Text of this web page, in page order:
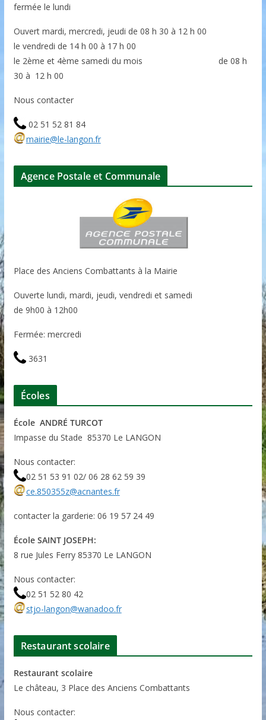
fermée le lundi
Ouvert mardi, mercredi, jeudi de 08 h 30 à 12 h 00
le vendredi de 14 h 00 à 17 h 00
le 2ème et 4ème samedi du mois de 08 h
30 à 12 h 00
Nous contacter
02 51 52 81 84
mairie@le-langon.fr
Agence Postale et Communale
Place des Anciens Combattants à la Mairie
Ouverte lundi, mardi, jeudi, vendredi et samedi
de 9h00 à 12h00
Fermée: mercredi
3631
Écoles
École ANDRÉ TURCOT
Impasse du Stade 85370 Le LANGON
Nous contacter:
02 51 53 91 02/ 06 28 62 59 39
ce.850355z@acnantes.fr
contacter la garderie: 06 19 57 24 49
École SAINT JOSEPH:
8 rue Jules Ferry 85370 Le LANGON
Nous contacter:
02 51 52 80 42
stjo-langon@wanadoo.fr
Restaurant scolaire
Restaurant scolaire
Le château, 3 Place des Anciens Combattants
Nous contacter: